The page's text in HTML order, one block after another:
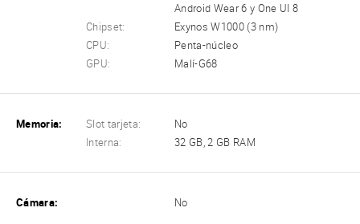
Android Wear 6 y One UI 8
Chipset:
Exynos W1000 (3 nm)
CPU:
Penta-núcleo
GPU:
Malí-G68
Memoria: Slot tarjeta:
No
Interna:
32 GB, 2 GB RAM
Cámara: No